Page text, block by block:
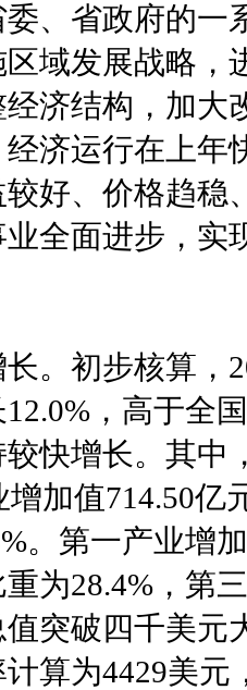
、省政府的一
域发展战略，
济结构，加大
济运行在上年
好、价格趋稳
全面进步，实
。初步核算，
，高于全
快增长。其中
加值714.50亿
。第一产业增
为28.4%，第
突破四千美元
算为4429美